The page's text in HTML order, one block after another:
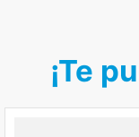
¡Te